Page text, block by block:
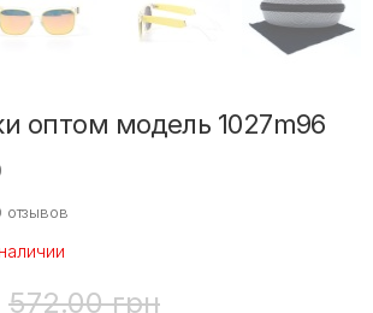
оптом модель 1027m96
отзывов
572.00 грн